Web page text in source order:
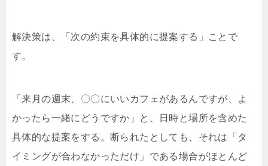
解決策は、「次の約束を具体的に提案する」ことで
す。
「来月の週末、〇〇にいいカフェがあるんですが、よ
かったら一緒にどうですか」と、日時と場所を含めた
具体的な提案をする。断られたとしても、それは「タ
イミングが合わなかっただけ」である場合がほとんど